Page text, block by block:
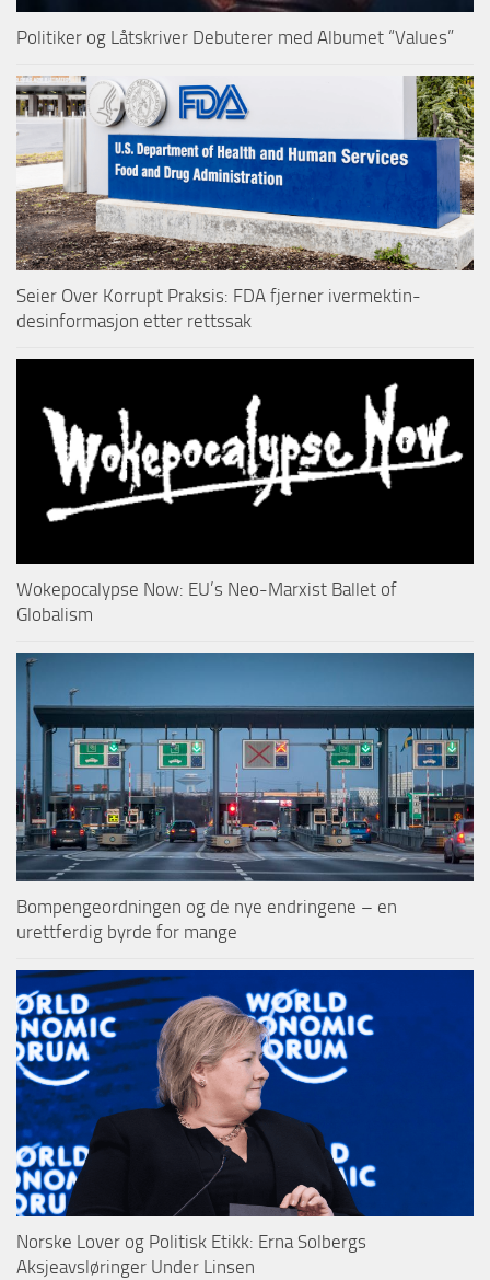
Politiker og Låtskriver Debuterer med Albumet “Values”
Seier Over Korrupt Praksis: FDA fjerner ivermektin-
desinformasjon etter rettssak
Wokepocalypse Now: EU’s Neo-Marxist Ballet of
Globalism
Bompengeordningen og de nye endringene – en
urettferdig byrde for mange
Norske Lover og Politisk Etikk: Erna Solbergs
Aksjeavsløringer Under Linsen